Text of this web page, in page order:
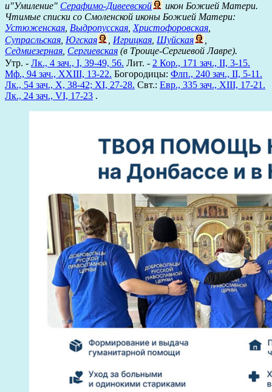
и"Умиление" Серафимо-Дивеевской
икон Божией Матери.
Чтимые списки со Смоленской иконы Божией Матери:
Устюженская, Выдропусская,Христофоровская,
Супрасльская, Югская , Игрицкая, Шуйская
,
Седмиезерная, Сергиевская (в Троице-Сергиевой Лавре).
Утр. - Лк., 4 зач., I, 39-49, 56. Лит. - 2 Кор., 171 зач., II, 3-15.
Мф., 94 зач., XXIII, 13-22. Богородицы: Флп., 240 зач., II, 5-11.
Лк., 54 зач., X, 38-42; XI, 27-28. Свт.: Евр., 335 зач., XIII, 17-21.
Лк., 24 зач., VI, 17-23 .